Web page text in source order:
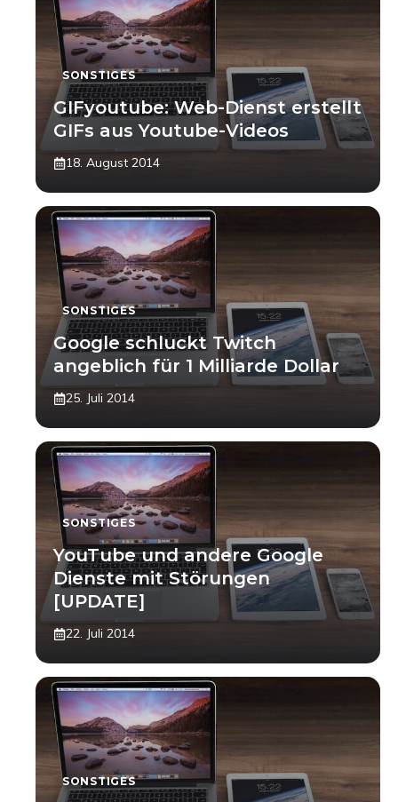
SONSTIGES
GIFyoutube: Web-Dienst erstellt
GIFs aus Youtube-Videos
18. August 2014
SONSTIGES
Google schluckt Twitch
angeblich für 1 Milliarde Dollar
25. Juli 2014
SONSTIGES
YouTube und andere Google
Dienste mit Störungen
[UPDATE]
22. Juli 2014
SONSTIGES